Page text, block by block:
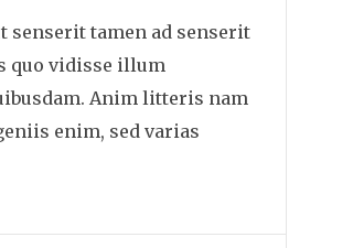
senserit tamen ad senserit
quo vidisse illum
Anim litteris nam
enim, sed varias